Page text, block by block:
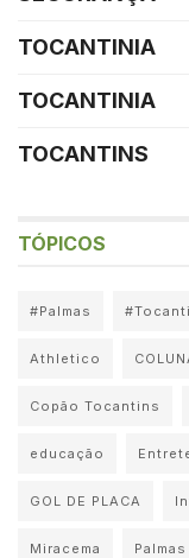
TOCANTINIA
TOCANTINIA
TOCANTINS
TÓPICOS
#Palmas
Athletico
Copão Tocantins
educação
GOL DE PLACA
Miracema Palmas